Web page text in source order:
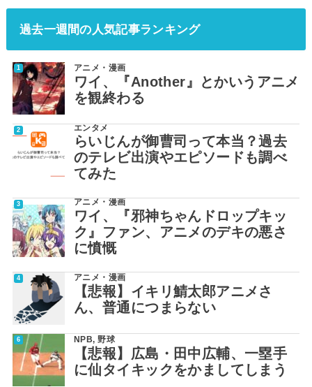
過去一週間の人気記事ランキング
アニメ・漫画
ワイ、『Another』とかいうアニメ
を観終わる
エンタメ
らいじんが御曹司って本当？過去
のテレビ出演やエピソードも調べ
てみた
アニメ・漫画
ワイ、『邪神ちゃんドロップキッ
ク』ファン、アニメのデキの悪さ
に憤慨
アニメ・漫画
【悲報】イキリ鯖太郎アニメさ
ん、普通につまらない
NPB,野球
【悲報】広島・田中広輔、一塁手
に仙タイキックをかましてしまう